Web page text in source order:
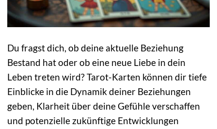
Du fragst dich, ob deine aktuelle Beziehung
Bestand hat oder ob eine neue Liebe in dein
Leben treten wird? Tarot-Karten können dir tiefe
Einblicke in die Dynamik deiner Beziehungen
geben, Klarheit über deine Gefühle verschaffen
und potenzielle zukünftige Entwicklungen